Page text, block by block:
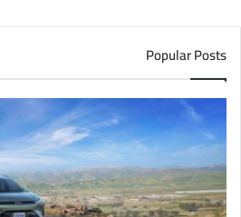
د
ا
ل
إ
ل
ك
ت
ر
و
Popular Posts